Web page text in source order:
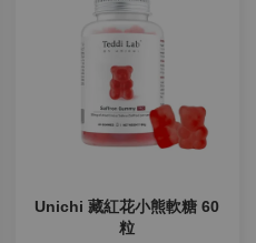
Unichi 藏紅花小熊軟糖 60
粒